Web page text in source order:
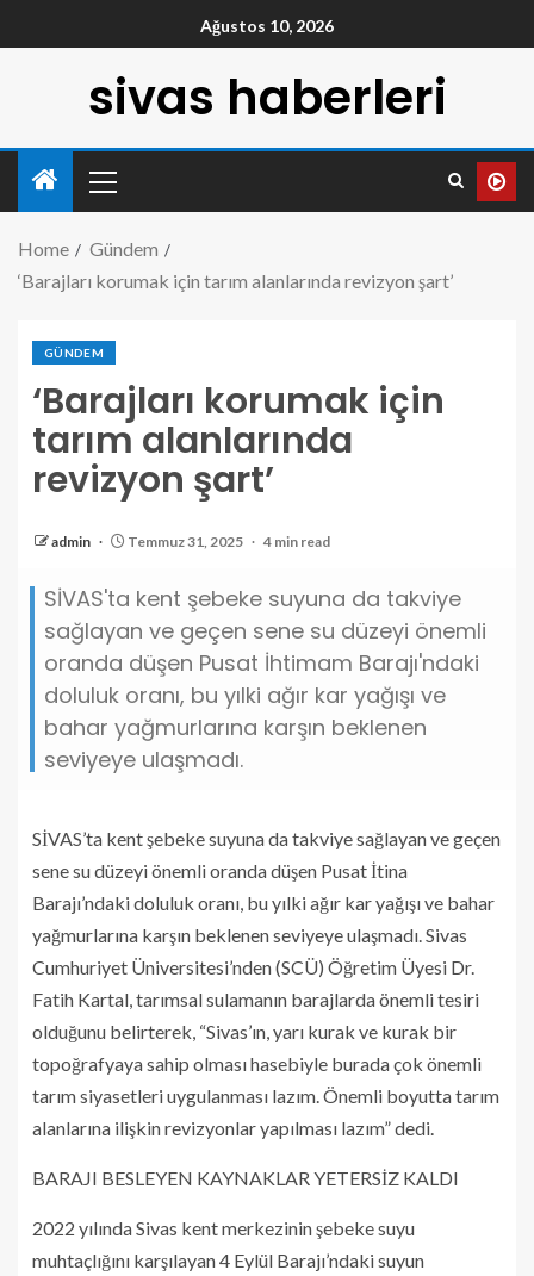
Ağustos 10, 2026
sivas haberleri
Home
Gündem
‘Barajları korumak için tarım alanlarında revizyon şart’
GÜNDEM
‘Barajları korumak için
tarım alanlarında
revizyon şart’
admin Temmuz 31, 2025 4 min read
SİVAS'ta kent şebeke suyuna da takviye
sağlayan ve geçen sene su düzeyi önemli
oranda düşen Pusat İhtimam Barajı'ndaki
doluluk oranı, bu yılki ağır kar yağışı ve
bahar yağmurlarına karşın beklenen
seviyeye ulaşmadı.
SİVAS’ta kent şebeke suyuna da takviye sağlayan ve geçen
sene su düzeyi önemli oranda düşen Pusat İtina
Barajı’ndaki doluluk oranı, bu yılki ağır kar yağışı ve bahar
yağmurlarına karşın beklenen seviyeye ulaşmadı. Sivas
Cumhuriyet Üniversitesi’nden (SCÜ) Öğretim Üyesi Dr.
Fatih Kartal, tarımsal sulamanın barajlarda önemli tesiri
olduğunu belirterek, “Sivas’ın, yarı kurak ve kurak bir
topoğrafyaya sahip olması hasebiyle burada çok önemli
tarım siyasetleri uygulanması lazım. Önemli boyutta tarım
alanlarına ilişkin revizyonlar yapılması lazım” dedi.
BARAJI BESLEYEN KAYNAKLAR YETERSİZ KALDI
2022 yılında Sivas kent merkezinin şebeke suyu
muhtaçlığını karşılayan 4 Eylül Barajı’ndaki suyun